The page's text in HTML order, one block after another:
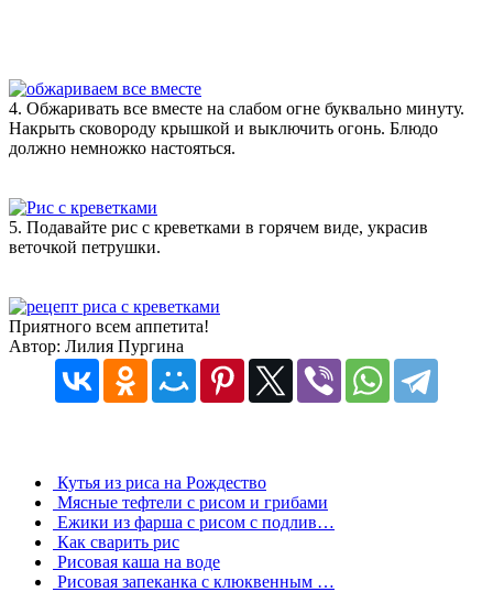
4. Обжаривать все вместе на слабом огне буквально минуту.
Накрыть сковороду крышкой и выключить огонь. Блюдо
должно немножко настояться.
5. Подавайте рис с креветками в горячем виде, украсив
веточкой петрушки.
Приятного всем аппетита!
Автор: Лилия Пургина
Кутья из риса на Рождество
Мясные тефтели с рисом и грибами
Ежики из фарша с рисом с подлив…
Как сварить рис
Рисовая каша на воде
Рисовая запеканка с клюквенным …